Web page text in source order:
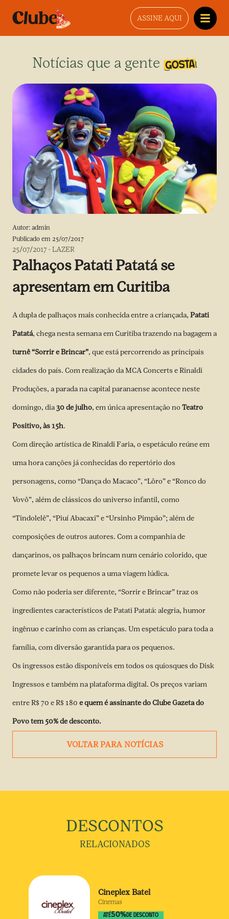
ASSINE AQUI
Notícias que a gente gosta
Autor: admin
Publicado em 25/07/2017
25/07/2017 -LAZER
Palhaços Patati Patatá se
apresentam em Curitiba
A dupla de palhaços mais conhecida entre a criançada, Patati
Patatá, chega nesta semana em Curitiba trazendo na bagagem a
turnê “Sorrir e Brincar”, que está percorrendo as principais
cidades do país. Com realização da MCA Concerts e Rinaldi
Produções, a parada na capital paranaense acontece neste
domingo, dia30 de julho, em única apresentação noTeatro
Positivo, às 15h.
Com direção artística de Rinaldi Faria, o espetáculo reúne em
uma hora canções já conhecidas do repertório dos
personagens, como “Dança do Macaco”, “Lôro” e “Ronco do
Vovô”, além de clássicos do universo infantil, como
“Tindolelê”, “Piuí Abacaxi” e “Ursinho Pimpão”; além de
composições de outros autores. Com a companhia de
dançarinos, os palhaços brincam num cenário colorido, que
promete levar os pequenos a uma viagem lúdica.
Como não poderia ser diferente, “Sorrir e Brincar” traz os
ingredientes característicos de Patati Patatá: alegria, humor
ingênuo e carinho com as crianças. Um espetáculo para toda a
família, com diversão garantida para os pequenos.
Os ingressos estão disponíveis em todos os quiosques do Disk
Ingressos e também naplataforma digital. Os preços variam
entre R$ 70 e R$ 180 e quem é assinante doClube Gazeta do
Povotem 50% de desconto.
VOLTAR PARA NOTÍCIAS
DESCONTOS
RELACIONADOS
Cineplex Batel
Cinemas
ATÉ50% DE DESCONTO